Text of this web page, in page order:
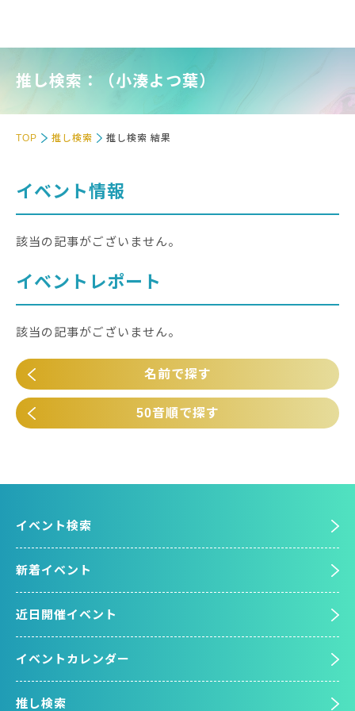
推し検索：（小湊よつ葉）
TOP 推し検索 推し検索 結果
イベント情報
該当の記事がございません。
イベントレポート
該当の記事がございません。
名前で探す
50音順で探す
イベント検索
新着イベント
近日開催イベント
イベントカレンダー
推し検索